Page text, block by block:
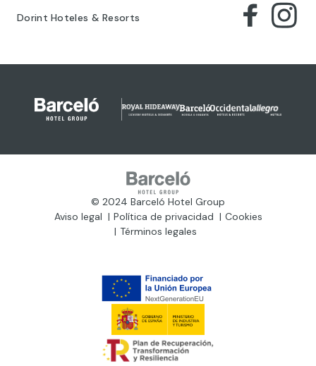
Dorint Hoteles & Resorts
© 2024 Barceló Hotel Group
Aviso legal
Política de privacidad
Cookies
Términos legales